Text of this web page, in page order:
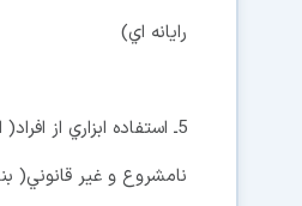
رايانه اي)
5ـ استفاده ابزاري از
نامشروع و غير قانوني( بند 10 ماده 6 قانون